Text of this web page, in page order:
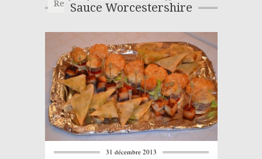
Sauce Worcestershire
31 décembre 2013